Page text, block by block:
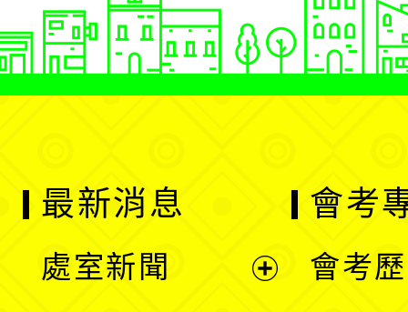
最新消息
處室新聞
會考
會考